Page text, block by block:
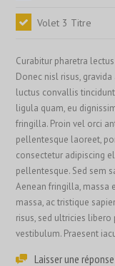
Volet 3 Titre
Curabitur pharetra
Donec nisl risus,
luctus convallis
ligula quam, eu
fringilla. Proin vel orci
pellentesque laoreet,
consectetur adipiscing
pellentesque. Sed sem
Aenean fringilla, massa
massa, ac tristique
risus, sed ultricies
vestibulum. Praesent
Laisser une réponse